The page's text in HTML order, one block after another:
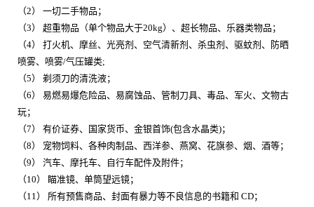
（2） 一切二手物品；
（3） 超重物品（单个物品大于20kg）、超长物品、乐器类物品；
（4） 打火机、摩丝、光亮剂、空气清新剂、杀虫剂、驱蚊剂、防晒
喷雾、喷雾/气压罐类;
（5） 剃须刀的清洗液；
（6） 易燃易爆危险品、易腐蚀品、管制刀具、毒品、军火、文物古
玩；
（7） 有价证券、国家货币、金银首饰(包含水晶类)；
（8） 宠物饲料、各种肉制品、西洋参、燕窝、花旗参、烟、酒等；
（9） 汽车、摩托车、自行车配件及附件；
（10） 瞄准镜、单筒望远镜；
（11） 所有预售商品、封面有暴力等不良信息的书籍和 CD；